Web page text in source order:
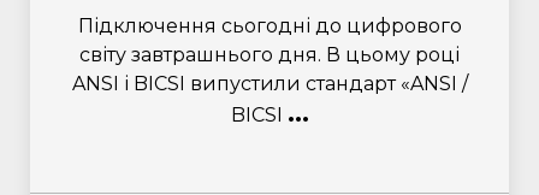
Підключення сьогодні до цифрового
світу завтрашнього дня. В цьому році
ANSI і BICSI випустили стандарт «ANSI /
BICSI ...